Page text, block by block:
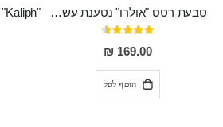
טבעת רטט "אולרו" נטענת עשויה סיליקון רפואי עם רטט חזק ומטריף חושים
דירוג:
91%
169.00 ₪
הוסף לסל